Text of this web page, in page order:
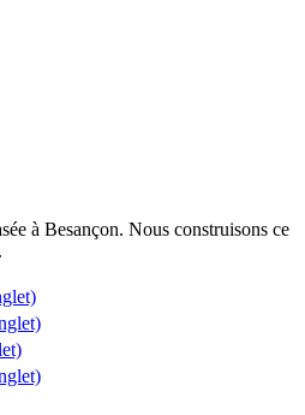
à Besançon. Nous construisons ce